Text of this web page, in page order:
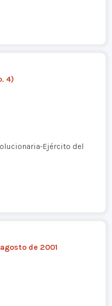
4)
Ejército del
de 2001